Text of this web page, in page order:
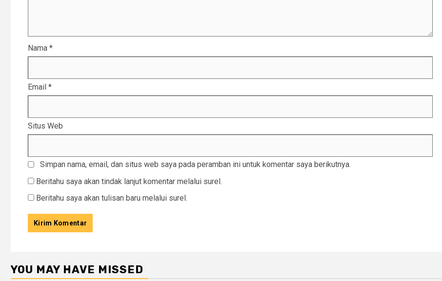
Nama *
Email *
Situs Web
Simpan nama, email, dan situs web saya pada peramban ini untuk komentar saya berikutnya.
Beritahu saya akan tindak lanjut komentar melalui surel.
Beritahu saya akan tulisan baru melalui surel.
YOU MAY HAVE MISSED